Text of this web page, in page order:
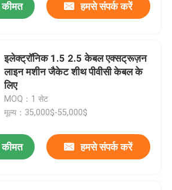
हमसे संपर्क करें
इलेक्ट्रॉनिक 1.5 2.5 केबल एक्सट्रूज़न
लाइन मशीन जैकेट शीथ पीवीसी केबल के
लिए
MOQ：1 सेट
मूल्य：35,000$-55,000$
हमसे संपर्क करें